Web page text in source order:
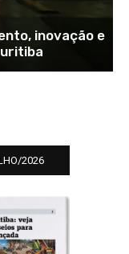
inovação e
2026